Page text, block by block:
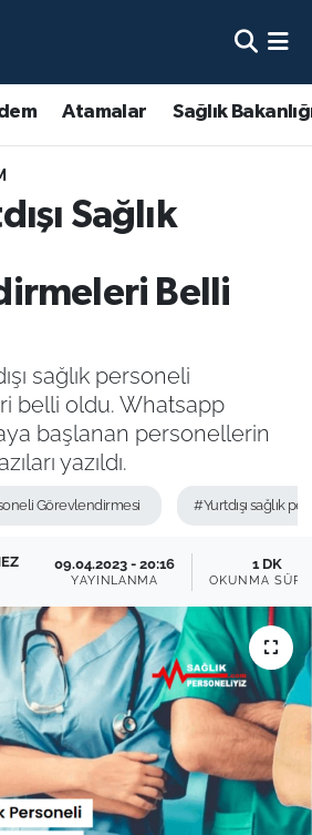
Atamalar Sağlık
Sağlık
Belli
sağlık personeli
belli oldu. Whatsapp
başlanan personellerin
yazıldı.
Görevlendirmesi #Yurtdışı sağlık
09.04.2023 - 20:16
YAYINLANMA
1 DK
OKUNMA
Alımı
Durumu ve Fikstür